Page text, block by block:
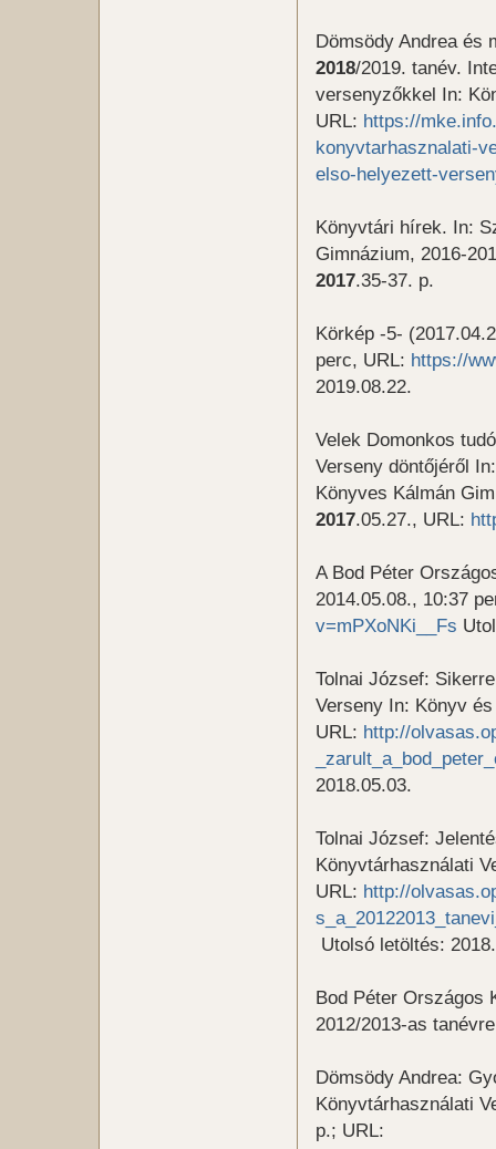
Dömsödy Andrea és
2018/2019. tanév.
versenyzőkkel In:
URL: https://
konyvtarhasznalati-
elso-helyezett-
Könyvtári hírek. In:
Gimnázium, 2016-
2017.35-37. p.
Körkép -5-
perc, URL: https://
2019.08.22.
Velek Domonkos
Verseny döntőjéről
Könyves Kálmán
2017.05.27., URL:
A Bod Péter
2014.05.08., 10:37
v=mPXoNKi__Fs
Tolnai József:
Verseny In: Könyv
URL: http://
2018.05.03.
Tolnai József:
Könyvtárhasználati
URL: http://
Utolsó letöltés:
Bod Péter Országos
2012/2013-as
Dömsödy Andrea:
Könyvtárhasználati
p.; URL: